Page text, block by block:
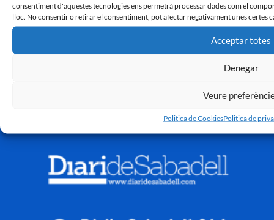
consentiment d'aquestes tecnologies ens permetrà processar dades com el
lloc. No consentir o retirar el consentiment, pot afectar negativament unes certes
Acceptar totes
Denegar
Veure
Politica de CookiesPolitica de